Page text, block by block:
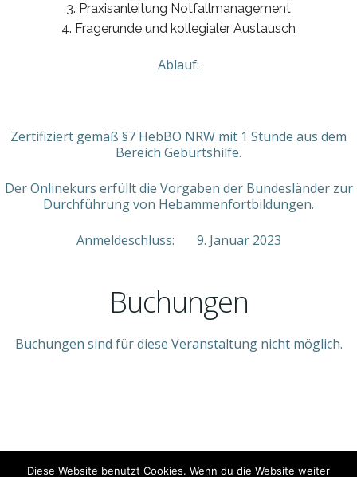
Praxisanleitung Notfallmanagement
Fragerunde und kollegialer Austausch
Ablauf:
Zertifiziert gemäß §7 HebBO NRW mit 1 Stunde aus dem
Bereich Geburtshilfe.
Der Onlinekurs erfüllt die Vorgaben der Bundesländer zur
Durchführung von Hebammenfortbildungen.
Anmeldeschluss: 9. Januar 2023
Buchungen
Buchungen sind für diese Veranstaltung nicht möglich.
Diese Website benutzt Cookies. Wenn du die Website weiter